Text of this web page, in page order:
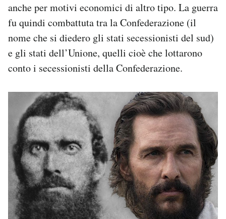
anche per motivi economici di altro tipo. La guerra
fu quindi combattuta tra la Confederazione (il
nome che si diedero gli stati secessionisti del sud)
e gli stati dell’Unione, quelli cioè che lottarono
conto i secessionisti della Confederazione.